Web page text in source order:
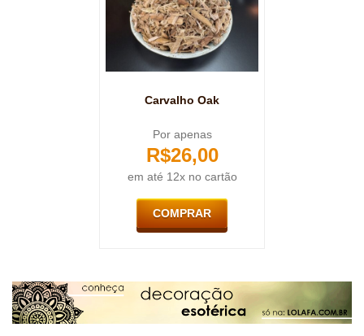
Carvalho Oak
Por apenas
R$26,00
em até 12x no cartão
COMPRAR